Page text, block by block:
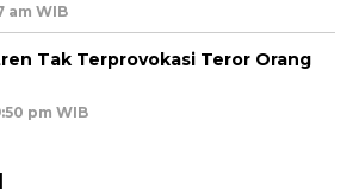
am WIB
Tak Terprovokasi Teror Orang
pm WIB